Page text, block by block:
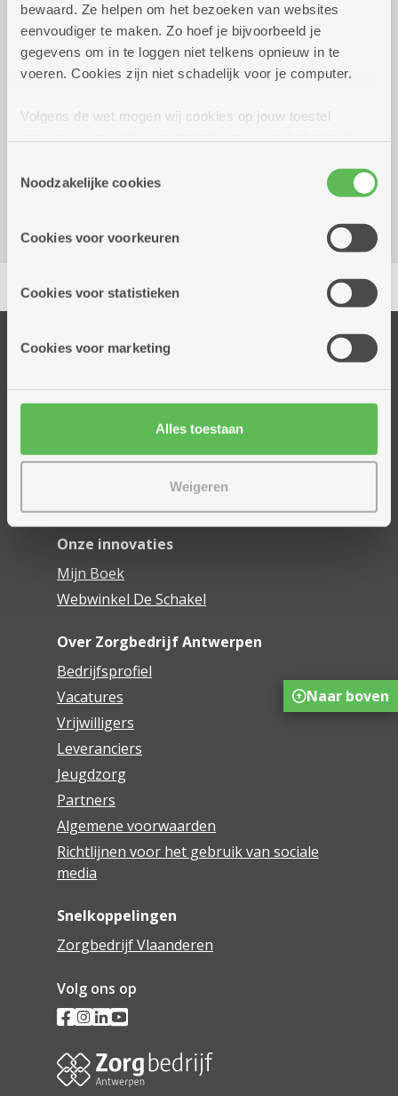
bewaard. Ze helpen om het bezoeken van websites
eenvoudiger te maken. Zo hoef je bijvoorbeeld je
gegevens om in te loggen niet telkens opnieuw in te
voeren. Cookies zijn niet schadelijk voor je computer.
Volgens de wet mogen wij cookies op jouw toestel
cookies hebben we jouw toestemming nodig. Sommige
cookies worden geplaatst door derde partijen die een
informatie over jouw (geanonimiseerd) gebruik van onze
partners kunnen deze gegevens combineren met andere
Noodzakelijke cookies
Cookies voor voorkeuren
Cookies voor statistieken
Cookies voor marketing
Alles toestaan
Weigeren
Wekelijks op maandag tot 31
december 2026
14.00 uur tot
16.00 uur
Gratis
Montensstraat 4
Onze diensten
Dienstencentra
Assistentiewoningen
Woonzorgcentra
Onze innovaties
Mijn Boek
Webwinkel De Schakel
Over Zorgbedrijf Antwerpen
Bedrijfsprofiel
Vacatures
Vrijwilligers
Leveranciers
Jeugdzorg
Partners
Algemene voorwaarden
Richtlijnen voor het gebruik van sociale
media
Snelkoppelingen
Zorgbedrijf Vlaanderen
Volg ons op
Naar boven